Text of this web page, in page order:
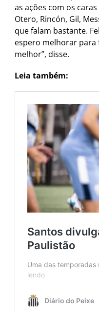
as ações com os
Otero, Rincón, Gil,
que falam bastante.
espero melhorar para
melhor”, disse.
Leia também: